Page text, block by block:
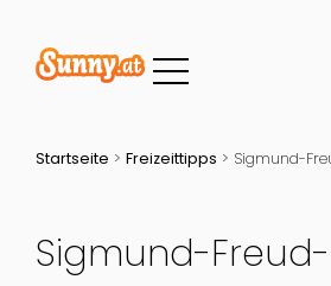
Startseite > Freizeittipps > Sigmund-
Sigmund-